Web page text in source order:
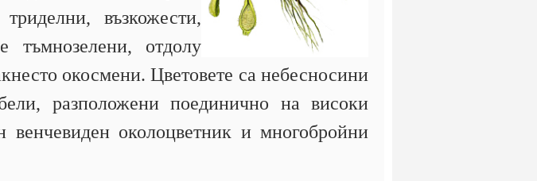
възкожести,
тъмнозелени, отдолу
окосмени. Цветовете са небесносини
разположени поединично на високи
околоцветник и многобройни